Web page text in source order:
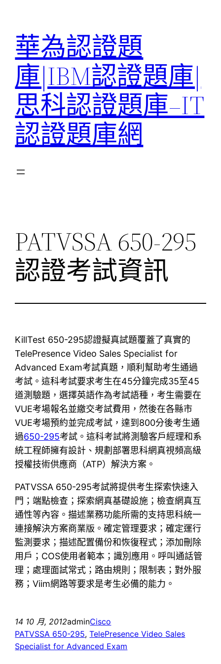
華為認證題
庫|IBM認證題庫|
思科認證題庫–IT
認證題庫網
PATVSSA 650-295
認證考試資訊
KillTest 650-295認證擬真試題覆蓋了真實的
TelePresence Video Sales Specialist for
Advanced Exam考試真題，順利幫助考生通過
考試。這科考試要求考生在45分鐘完成35至45
道測驗題，選擇英語作為考試語種，考生需要在
VUE考場報名並繳交考試費用，然後在各縣市
VUE考場預約並完成考試，達到800分後考生通
過650-295考試。這科考試將測驗客戶經理和系
統工程師擁有設計、規劃部署思科網真視頻高級
授權技術供應商（ATP）解決方案。
PATVSSA 650-295考試將提供考生探索快速入
門；端點檢查；探索網真基礎設施；檢查網真互
通性等內容。描述業務功能所需的支持思科統一
連接解決方案商業版。確定管理要求；確定運行
監測要求；描述配置備份和恢復程式；添加刪除
用戶；COS使用者範本；識別應用。呼叫通話管
理；處理面試常式；路由規則；限制表；對外服
務；Viim網路等要求是考生必備的能力。
14 10 月, 2012adminCisco
PATVSSA 650-295, TelePresence Video Sales
Specialist for Advanced Exam